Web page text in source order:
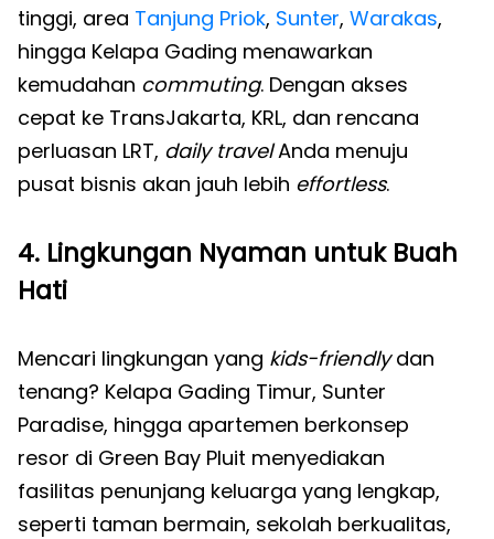
tinggi, area Tanjung Priok, Sunter, Warakas,
hingga Kelapa Gading menawarkan
kemudahan commuting. Dengan akses
cepat ke TransJakarta, KRL, dan rencana
perluasan LRT, daily travelAnda menuju
pusat bisnis akan jauh lebih effortless.
4. Lingkungan Nyaman untuk Buah
Hati
Mencari lingkungan yang kids-friendlydan
tenang? Kelapa Gading Timur, Sunter
Paradise, hingga apartemen berkonsep
resor di Green Bay Pluit menyediakan
fasilitas penunjang keluarga yang lengkap,
seperti taman bermain, sekolah berkualitas,